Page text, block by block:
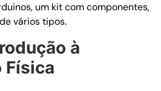
um kit com com­po­nen­tes,
vários tipos.
à
Física